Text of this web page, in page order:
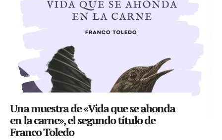
Una muestra de «Vida que se ahonda
en la carne», el segundo título de
Franco Toledo